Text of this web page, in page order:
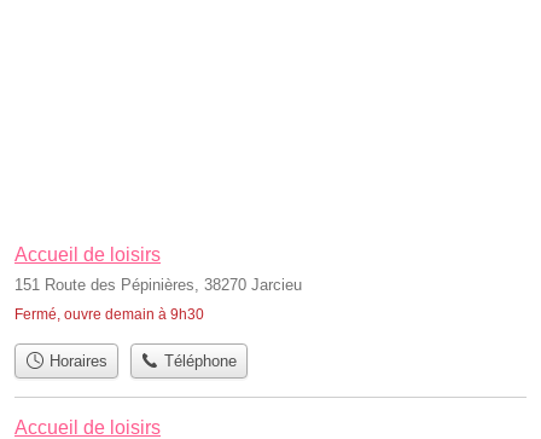
Accueil de loisirs
151 Route des Pépinières, 38270 Jarcieu
Fermé, ouvre demain à 9h30
Horaires Téléphone
Accueil de loisirs